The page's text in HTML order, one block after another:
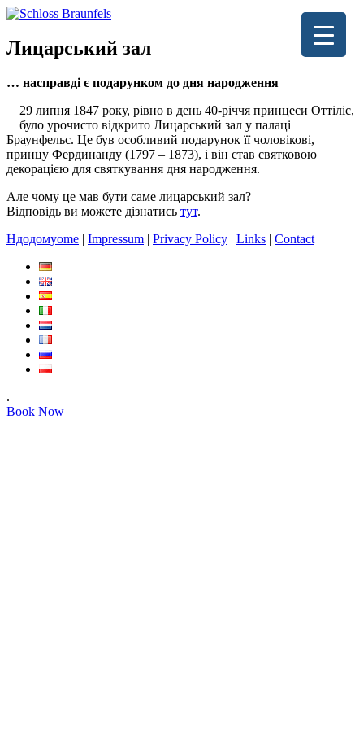
Лицарський зал
… насправді є подарунком до дня народження
29 липня 1847 року, рівно в день 40-річчя принцеси Оттіліє,
було урочисто відкрито Лицарський зал у палаці
Браунфельс. Це був особливий подарунок її чоловікові,
принцу Фердинанду (1797 – 1873), і він став святковою
декорацією для святкування дня народження.
Але чому це мав бути саме лицарський зал?
Відповідь ви можете дізнатись тут.
Hдодомуome | Impressum | Privacy Policy | Links | Contact
.
Book Now